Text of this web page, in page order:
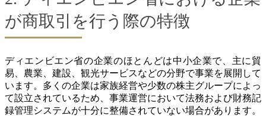
が商取引を行う際の特徴
ディエンビエン省の企業のほとんどは中小企業で、主に貿
易、農業、建設、観光サービスなどの分野で事業を展開して
います。多くの企業は家族経営や少数の株主グループによっ
て設立されているため、事業運営において法務および財務記
録管理システムが十分に整備されていない場合があります。